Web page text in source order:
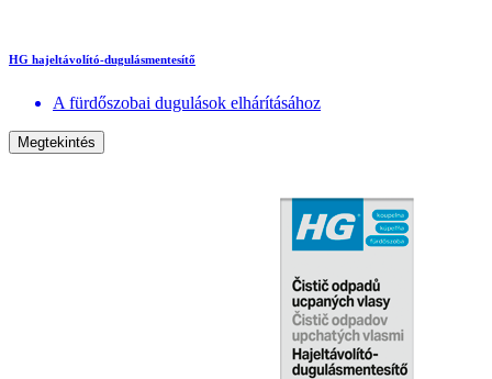
HG hajeltávolító-dugulásmentesítő
A fürdőszobai dugulások elhárításához
Megtekintés